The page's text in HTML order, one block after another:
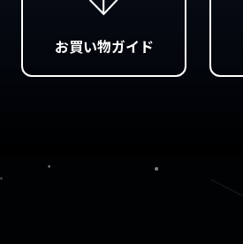
お買い物ガイド